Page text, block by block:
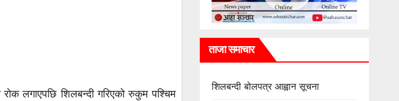
लगाएपछि शिलबन्दी गरिएको रुकुम पश्चिम
ताजा समाचार
शिलबन्दी बोलपत्र आह्वान सूचना